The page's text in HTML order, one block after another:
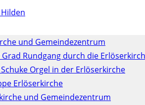
to
search
panel.
und Gemeindezentrum
Grad Rundgang durch die
Orgel in der Erlöserkirche
Erlöserkirche
und Gemeindezentrum